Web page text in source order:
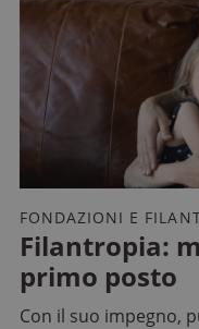
Filantropia:
primo posto
FONDAZIONI E
Con il suo impegno,